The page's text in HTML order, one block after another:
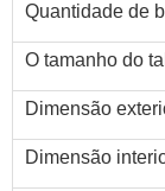
Quantidade de
O tamanho do
Dimensão
Dimensão